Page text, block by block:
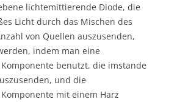
lichtemittierende Diode, die
Licht durch das Mischen des
von Quellen auszusenden,
indem man eine
benutzt, die imstande
und die
mit einem Harz